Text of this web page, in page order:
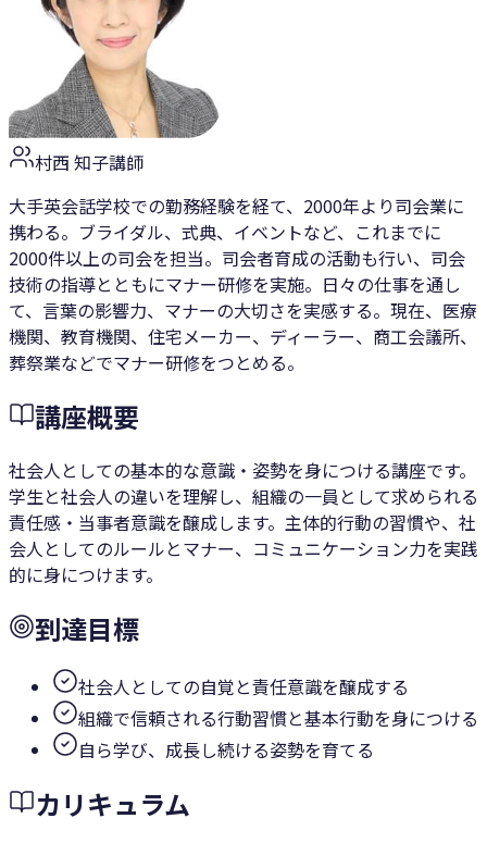
村西 知子講師
大手英会話学校での勤務経験を経て、2000年より司会業に
携わる。ブライダル、式典、イベントなど、これまでに
2000件以上の司会を担当。司会者育成の活動も行い、司会
技術の指導とともにマナー研修を実施。日々の仕事を通し
て、言葉の影響力、マナーの大切さを実感する。現在、医療
機関、教育機関、住宅メーカー、ディーラー、商工会議所、
葬祭業などでマナー研修をつとめる。
講座概要
社会人としての基本的な意識・姿勢を身につける講座です。
学生と社会人の違いを理解し、組織の一員として求められる
責任感・当事者意識を醸成します。主体的行動の習慣や、社
会人としてのルールとマナー、コミュニケーション力を実践
的に身につけます。
到達目標
社会人としての自覚と責任意識を醸成する
組織で信頼される行動習慣と基本行動を身につける
自ら学び、成長し続ける姿勢を育てる
カリキュラム